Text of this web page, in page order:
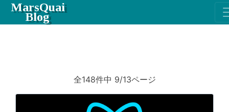
MarsQuai
Blog
全148件中 9/13ページ